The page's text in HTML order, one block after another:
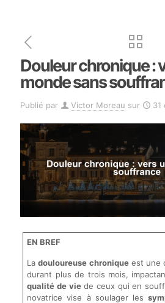
Douleur chronique :
monde sans
Publié par Victor Moreau sur 31
EN BREF
Ladouloureuse chroniqueest une
durant plus de trois mois,
qualité de viede ceux qui en
novatrice vise à soulager les